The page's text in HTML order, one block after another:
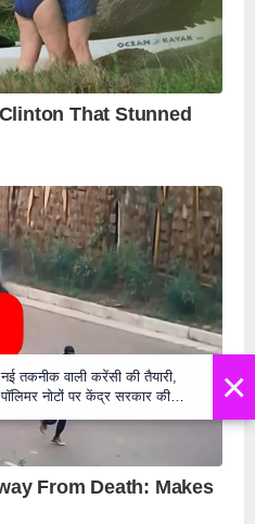
×
नई तकनीक वाली करेंसी की तैयारी,
पॉलिमर नोटों पर केंद्र सरकार की
₹10 और ₹20 के नोट - Daily Lok
Manch PM Modi U